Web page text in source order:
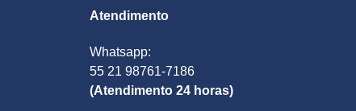
Atendimento
Whatsapp:
55 21 98761-7186
(Atendimento 24 horas)